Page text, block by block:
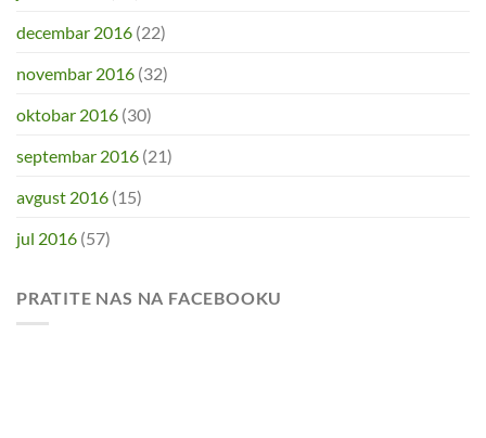
decembar 2016 (22)
novembar 2016 (32)
oktobar 2016 (30)
septembar 2016 (21)
avgust 2016 (15)
jul 2016 (57)
PRATITE NAS NA FACEBOOKU